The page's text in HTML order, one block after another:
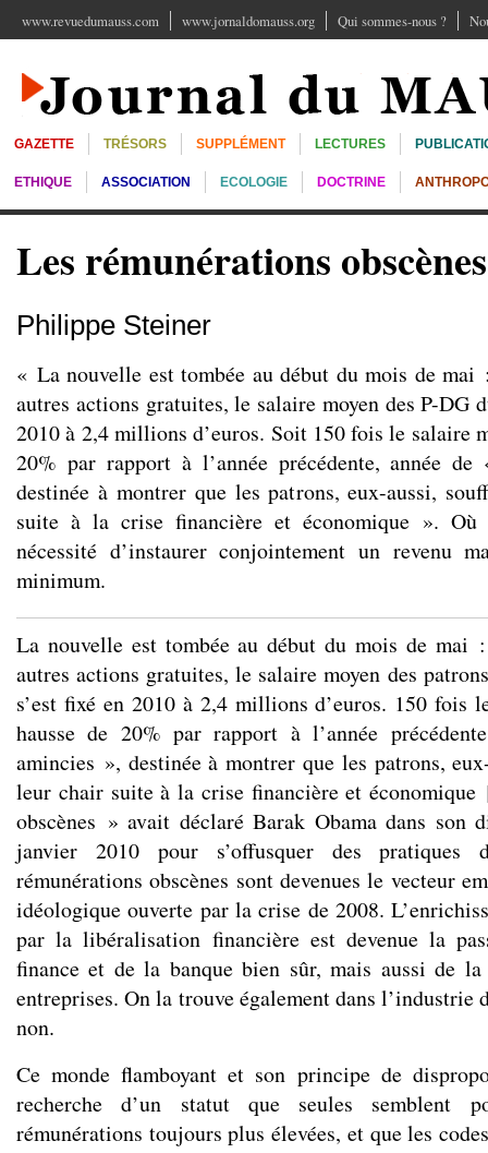
www.revuedumauss.com www.jornaldomauss.org Qui sommes-nous ?
GAZETTE TRÉSORS SUPPLÉMENT LECTURES
ETHIQUE ASSOCIATION ECOLOGIE DOCTRINE
Les rémunérations obscènes
Philippe Steiner
« La nouvelle est tombée au début du mois de
autres actions gratuites, le salaire moyen des P-DG
2010 à 2,4 millions d’euros. Soit 150 fois le salaire
20% par rapport à l’année précédente, année
destinée à montrer que les patrons, eux-aussi,
suite à la crise financière et économique ».
nécessité d’instaurer conjointement un revenu
minimum.
La nouvelle est tombée au début du mois de mai
autres actions gratuites, le salaire moyen des
s’est fixé en 2010 à 2,4 millions d’euros. 150 fois
hausse de 20% par rapport à l’année
amincies », destinée à montrer que les patrons,
leur chair suite à la crise financière et économique
obscènes » avait déclaré Barak Obama dans son
janvier 2010 pour s’offusquer des
rémunérations obscènes sont devenues le vecteur
idéologique ouverte par la crise de 2008.
par la libéralisation financière est devenue la
finance et de la banque bien sûr, mais aussi de
entreprises. On la trouve également dans l’industrie
non.
Ce monde flamboyant et son principe de
recherche d’un statut que seules semblent
rémunérations toujours plus élevées, et que les